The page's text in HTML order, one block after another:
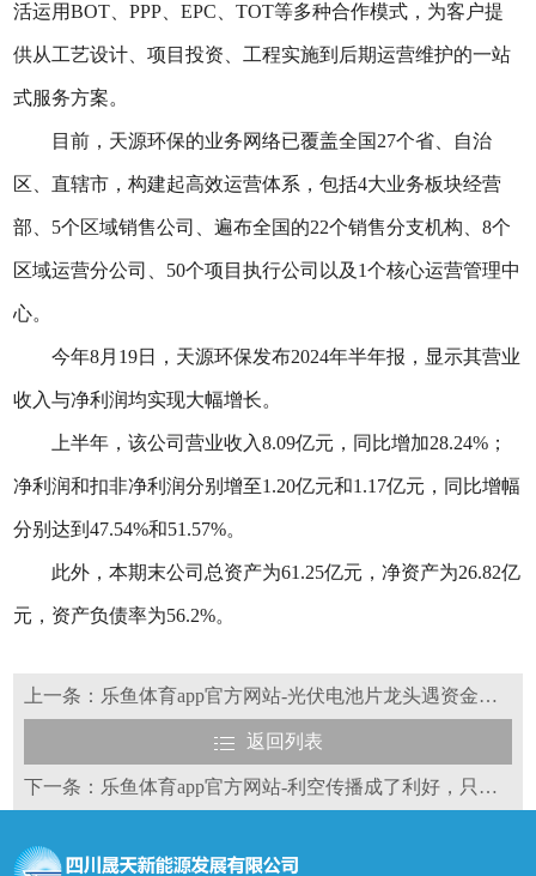
活运用BOT、PPP、EPC、TOT等多种合作模式，为客户提
供从工艺设计、项目投资、工程实施到后期运营维护的一站
式服务方案。
目前，天源环保的业务网络已覆盖全国27个省、自治
区、直辖市，构建起高效运营体系，包括4大业务板块经营
部、5个区域销售公司、遍布全国的22个销售分支机构、8个
区域运营分公司、50个项目执行公司以及1个核心运营管理中
心。
今年8月19日，天源环保发布2024年半年报，显示其营业
收入与净利润均实现大幅增长。
上半年，该公司营业收入8.09亿元，同比增加28.24%；
净利润和扣非净利润分别增至1.20亿元和1.17亿元，同比增幅
分别达到47.54%和51.57%。
此外，本期末公司总资产为61.25亿元，净资产为26.82亿
元，资产负债率为56.2%。
上一条：乐鱼体育app官方网站-光伏电池片龙头遇资金困境，赴港上市成钧达股份胜负手
返回列表
下一条：乐鱼体育app官方网站-利空传播成了利好，只是机构为了逃离光伏？